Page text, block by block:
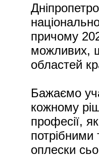
причому
можливих,
областей
Бажаємо
кожному
професії,
потрібними
оплески